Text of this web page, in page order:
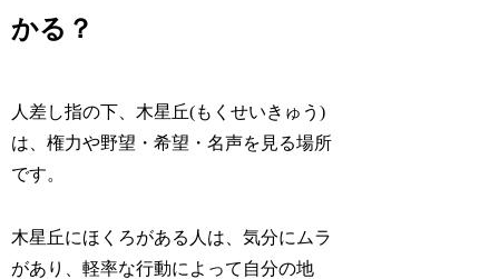
かる？
人差し指の下、木星丘(もくせいきゅう)
は、権力や野望・希望・名声を見る場所
です。
木星丘にほくろがある人は、気分にムラ
があり、軽率な行動によって自分の地